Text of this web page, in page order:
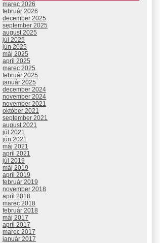
marec 2026
február 2026
december 2025
september 2025
august 2025
júl 2025
jún 2025
máj 2025
apríl 2025
marec 2025
február 2025
január 2025
december 2024
november 2024
november 2021
október 2021
september 2021
august 2021
júl 2021
jún 2021
máj 2021
apríl 2021
júl 2019
máj 2019
apríl 2019
február 2019
november 2018
apríl 2018
marec 2018
február 2018
máj 2017
apríl 2017
marec 2017
január 2017